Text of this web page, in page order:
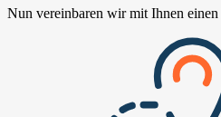
Nun vereinbaren wir mit Ihnen